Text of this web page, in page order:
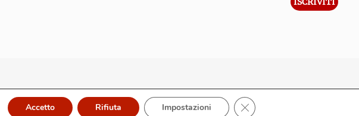
Accetto Rifiuta Impostazioni Close GDPR Cookie Banner